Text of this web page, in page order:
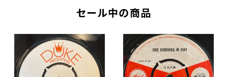
セール中の商品